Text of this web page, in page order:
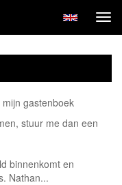
gastenboek
stuur me dan een
binnenkomt en
Nathan...